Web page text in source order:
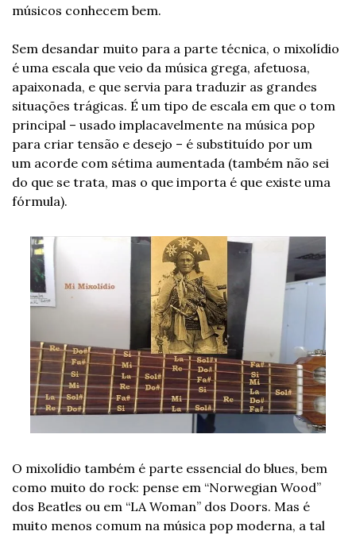
músicos conhecem bem.
Sem desandar muito para a parte técnica, o mixolídio
é uma escala que veio da música grega, afetuosa,
apaixonada, e que servia para traduzir as grandes
situações trágicas. É um tipo de escala em que o tom
principal – usado implacavelmente na música pop
para criar tensão e desejo – é substituído por um
um acorde com sétima aumentada (também não sei
do que se trata, mas o que importa é que existe uma
fórmula).
O mixolídio também é parte essencial do blues, bem
como muito do rock: pense em “Norwegian Wood”
dos Beatles ou em “LA Woman” dos Doors. Mas é
muito menos comum na música pop moderna, a tal